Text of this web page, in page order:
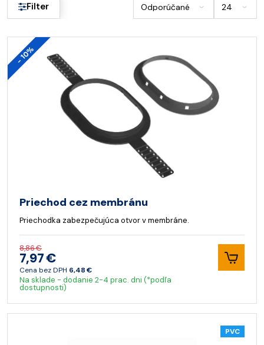
Filter
- 10%
Priechod cez membránu
Priechodka zabezpečujúca otvor v membráne.
8,86 €
7,97 €
Cena bez DPH 6,48 €
Na sklade - dodanie 2-4 prac. dni (*podľa
dostupnosti)
PVC